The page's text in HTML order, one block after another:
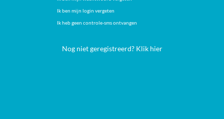
Ik ben mijn login vergeten
Ik heb geen controle-sms ontvangen
Nog niet geregistreerd? Klik hier